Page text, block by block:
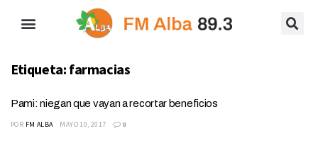
Etiqueta: farmacias
Pami: niegan que vayan a recortar beneficios
POR FM ALBA MAYO 10, 2017 0